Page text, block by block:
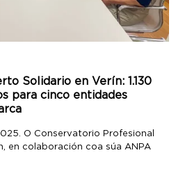
Solidario en Verín: 1.130
para cinco entidades
O Conservatorio Profesional
en colaboración coa súa ANPA